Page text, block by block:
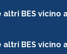
altri BES vicino
altri BES vicino